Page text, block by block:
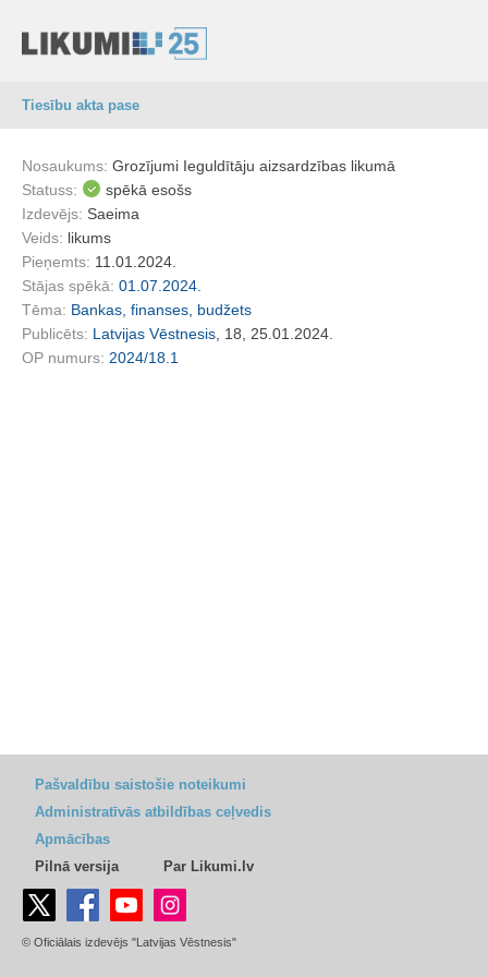
Tiesību akta pase
Nosaukums: Grozījumi Ieguldītāju aizsardzības likumā
Statuss:
spēkā esošs
Izdevējs: Saeima
Veids: likums
Pieņemts: 11.01.2024.
Stājas spēkā: 01.07.2024.
Tēma: Bankas, finanses, budžets
Publicēts: Latvijas Vēstnesis , 18, 25.01.2024.
OP numurs: 2024/18.1
Pašvaldību saistošie noteikumi
Administratīvās atbildības ceļvedis
Apmācības
Pilnā versija
Par Likumi.lv
© Oficiālais izdevējs "Latvijas Vēstnesis"